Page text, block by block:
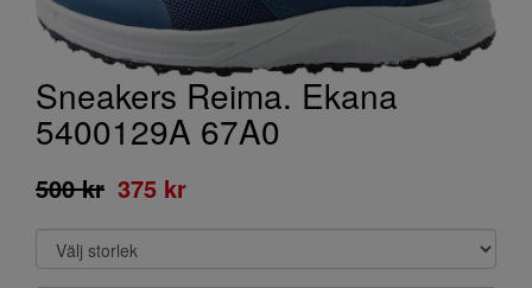
Sneakers Reima. Ekana
5400129A 67A0
500 kr 375 kr